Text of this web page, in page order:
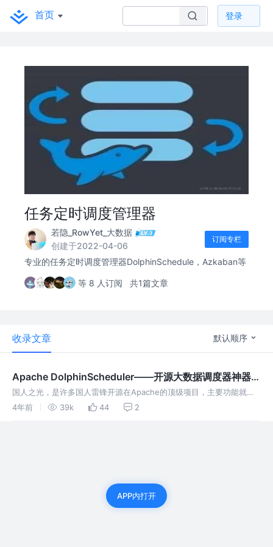
首页 登录
任务定时调度管理器
若隐_RowYet_大数据
创建于2022-04-06
订阅专栏
专业的任务定时调度管理器DolphinSchedule，Azkaban等
等 8 人订阅 共1篇文章
收录文章 默认顺序
Apache DolphinScheduler——开源大数据调度器神器
（国人之光）
国人之光，是许多国人雷锋开源在Apache的顶级项目，主要功能就是
负责任务的调度处理，拥有良好的抗压能力，是开源调度器的不二之
4年前 39k 44 2
APP内打开